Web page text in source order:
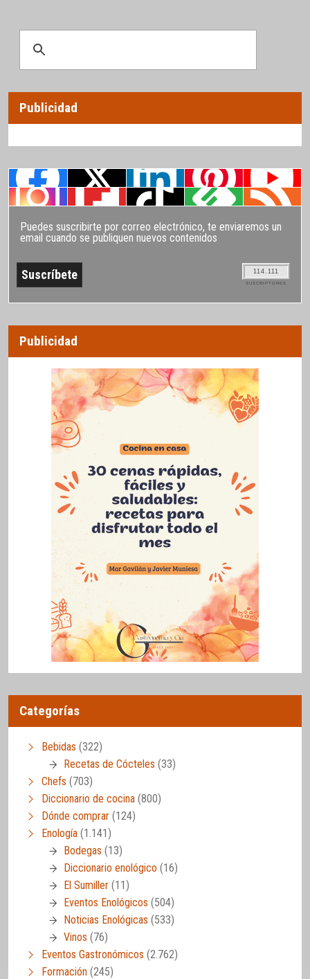
Publicidad
Puedes suscribirte por correo electrónico, te enviaremos un
email cuando se publiquen nuevos contenidos
114.111
SUSCRIPTORES
Publicidad
Categorías
Bebidas (322)
Recetas de Cócteles (33)
Chefs (703)
Diccionario de cocina (800)
Dónde comprar (124)
Enología (1.141)
Bodegas (13)
Diccionario enológico (16)
El Sumiller (11)
Eventos Enológicos (504)
Noticias Enológicas (533)
Vinos (76)
Eventos Gastronómicos (2.762)
Formación (245)